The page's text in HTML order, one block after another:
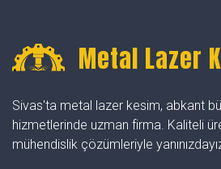
Metal Lazer
Sivas'ta metal lazer kesim, abkant
hizmetlerinde uzman firma. Kaliteli
mühendislik çözümleriyle